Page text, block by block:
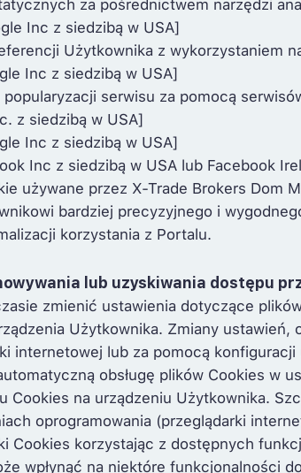
za pośrednictwem narzędzi
Inc z siedzibą w USA]
Użytkownika z wykorzystaniem
Inc z siedzibą w USA]
serwisu za pomocą
z siedzibą w USA]
Inc z siedzibą w USA]
Inc z siedzibą w USA lub Facebook
używane przez X-Trade Brokers Dom
bardziej precyzyjnego i
korzystania z Portalu.
lub uzyskiwania dostępu
zmienić ustawienia dotyczące
Użytkownika. Zmiany
internetowej lub za pomocą
obsługę plików Cookies w
na urządzeniu Użytkownika.
oprogramowania (przeglądarki
Cookies korzystając z dostępnych
wpłynąć na niektóre funkcjonalności